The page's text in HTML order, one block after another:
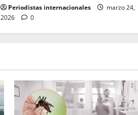
Periodistas internacionales
marzo 24,
2026
0